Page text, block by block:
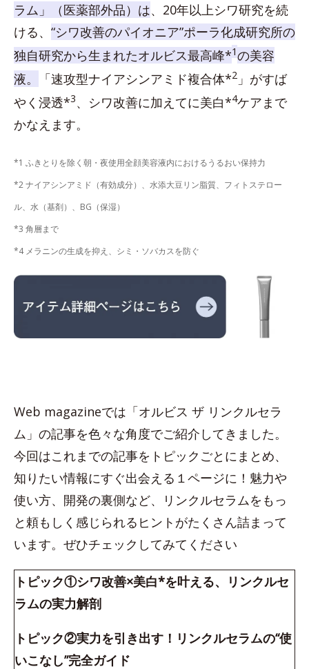
ラム」（医薬部外品）は、20年以上シワ研究を続
ける、 “シワ改善のパイオニア”ポーラ化成研究所の
独自研究から生まれたオルビス最高峰*1の美容
液。
「速攻型ナイアシンアミド複合体*2 」がすば
やく浸透*3、シワ改善に加えてに美白*4ケアまで
かなえます。
*1 ふきとりを除く朝・夜使用全顔美容液内におけるうるおい保持力
*2 ナイアシンアミド（有効成分）、水添大豆リン脂質、フィトステロー
ル、水（基剤）、BG（保湿）
*3 角層まで
*4 メラニンの生成を抑え、シミ・ソバカスを防ぐ
Web magazineでは「オルビス ザ リンクルセラ
ム」の記事を色々な角度でご紹介してきました。
今回はこれまでの記事をトピックごとにまとめ、
知りたい情報にすぐ出会える１ページに！魅力や
使い方、開発の裏側など、リンクルセラムをもっ
と頼もしく感じられるヒントがたくさん詰まって
います。ぜひチェックしてみてください
トピック①シワ改善×美白*を叶える、リンクルセ
ラムの実力解剖
トピック②実力を引き出す！リンクルセラムの“使
いこなし”完全ガイド